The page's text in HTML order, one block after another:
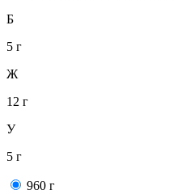
Б
5 г
Ж
12 г
У
5 г
960 г